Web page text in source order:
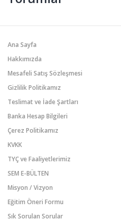
Ana Sayfa
Hakkımızda
Mesafeli Satış Sözleşmesi
Gizlilik Politikamız
Teslimat ve İade Şartları
Banka Hesap Bilgileri
Çerez Politikamız
KVKK
TYÇ ve Faaliyetlerimiz
SEM E-BÜLTEN
Misyon / Vizyon
Eğitim Öneri Formu
Sık Sorulan Sorular